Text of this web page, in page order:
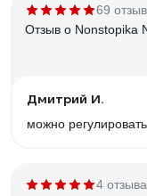
69
Отзыв о Nonstopika
Дмитрий И.
можно
4 отзыва